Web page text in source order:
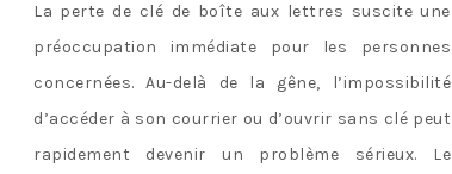
La perte de clé de boîte aux lettres suscite une
préoccupation immédiate pour les personnes
concernées. Au-delà de la gêne, l’impossibilité
d’accéder à son courrier ou d’ouvrir sans clé peut
rapidement devenir un problème sérieux. Le